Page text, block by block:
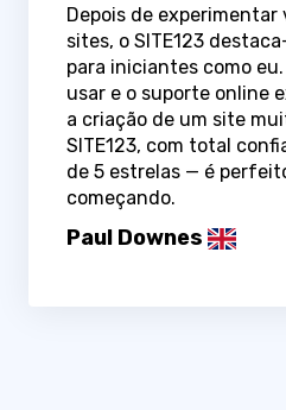
Depois de experimentar
sites, o SITE123
para iniciantes como
usar e o suporte online
a criação de um site
SITE123, com total
de 5 estrelas — é
começando.
Paul Downes